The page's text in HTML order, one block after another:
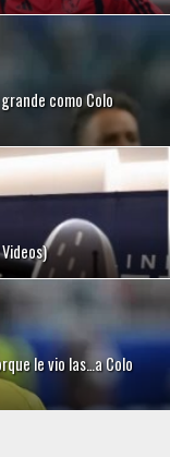
como Colo
le vio las…a Colo